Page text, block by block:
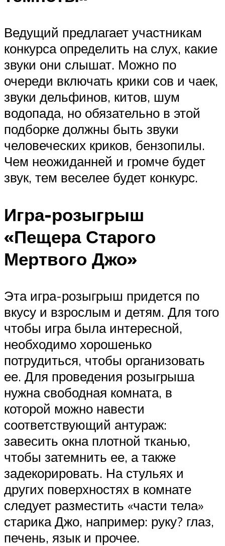
Ведущий предлагает участникам
конкурса определить на слух, какие
звуки они слышат. Можно по
очереди включать крики сов и чаек,
звуки дельфинов, китов, шум
водопада, но обязательно в этой
подборке должны быть звуки
человеческих криков, бензопилы.
Чем неожиданней и громче будет
звук, тем веселее будет конкурс.
Игра-розыгрыш
«Пещера Старого
Мертвого Джо»
Эта игра-розыгрыш придется по
вкусу и взрослым и детям. Для того
чтобы игра была интересной,
необходимо хорошенько
потрудиться, чтобы организовать
ее. Для проведения розыгрыша
нужна свободная комната, в
которой можно навести
соответствующий антураж:
завесить окна плотной тканью,
чтобы затемнить ее, а также
задекорировать. На стульях и
других поверхностях в комнате
следует разместить «части тела»
старика Джо, например: руку? глаз,
печень, язык и прочее.